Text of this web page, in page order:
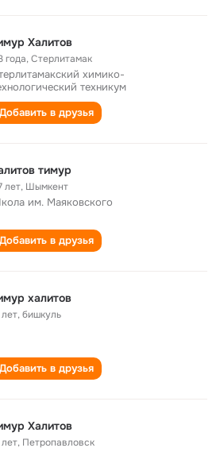
Халитов
года,Стерлитамак
химико-
техникум
Добавить в друзья
тимур
лет, Шымкент
им. Маяковского
Добавить в друзья
халитов
лет,бишкуль
Добавить в друзья
Халитов
лет, Петропавловск